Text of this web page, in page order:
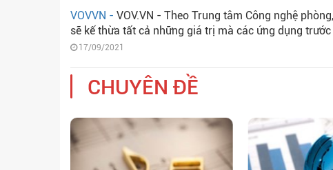
VOVVN - VOV.VN - Theo Trung tâm Công nghệ
sẽ kế thừa tất cả những giá trị mà các ứng dụng
17/09/2021
CHUYÊN ĐỀ